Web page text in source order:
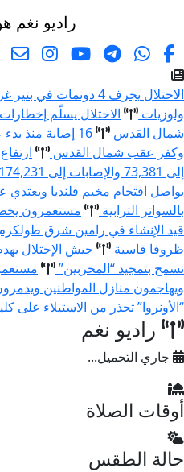
راديو نغم
ولوزيات
الاحتلال يسلّم
شمال القدس
16 إصابة منذ
وكفر عقب شمال القدس
إلى 73,381 والإصابات إلى 174,231 منذ بدء العدوان
يواصل اقتحام مخيم قلنديا
بالسواتر الترابية
مستعمرون
قيد الإنشاء في رامين شرق
ظروفا قاسية
جيش الإحتلال
نسمح بتمجيد “المخربين”
ويهاجمون منازل المواطنين
“الأونروا” تحذر من الاستيلاء على
راديو نغم
جاري التحميل...
أوقات الصلاة
حالة الطقس